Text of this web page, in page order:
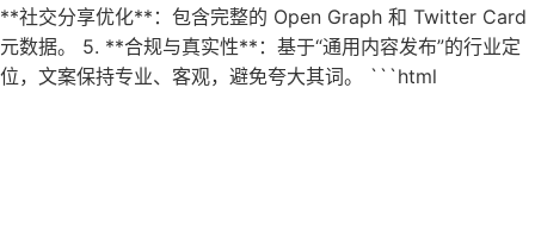
**社交分享优化**：包含完整的 Open Graph 和 Twitter Card
元数据。 5. **合规与真实性**：基于“通用内容发布”的行业定
位，文案保持专业、客观，避免夸大其词。 ```html